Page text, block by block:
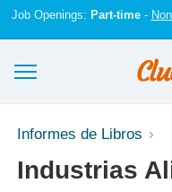
Job Openings: Part-time-
Ensayos y trabajos
Registrarse
Informes de Libros
Industrias